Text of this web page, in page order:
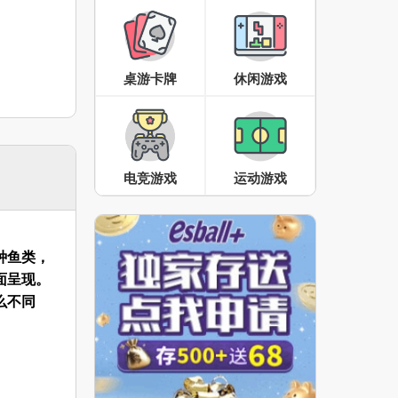
类，
现。
不同
桌游卡牌 休闲游戏
电竞游戏 运动游戏